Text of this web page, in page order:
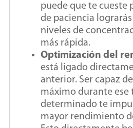
puede que te cueste
de paciencia
niveles de
más rápida.
Optimización del
está ligado
anterior. Ser capaz
máximo durante ese
determinado te
mayor rendimiento